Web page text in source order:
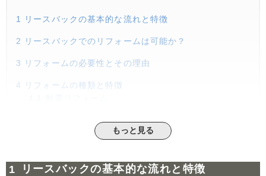
1 リースバックの基本的な流れと特徴
2 リースバックでのリフォームは可能か？
3 リフォームの必要性とその理由
4
リフォームの種類と特徴
バリアフリーリフォーム
エコリフォーム
4.4水まわりリフォーム
もっと見る
リースバックの基本的な流れと特徴